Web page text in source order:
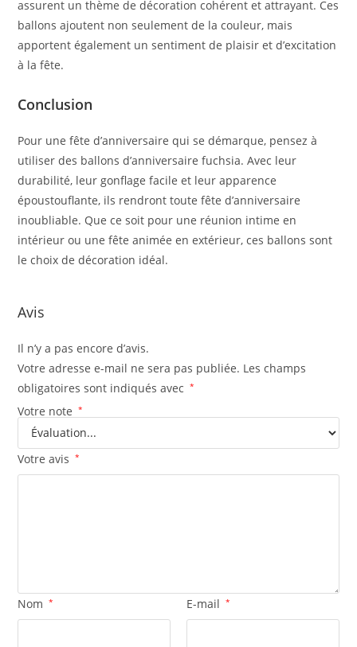
assurent un thème de décoration cohérent et attrayant. Ces
ballons ajoutent non seulement de la couleur, mais
apportent également un sentiment de plaisir et d’excitation
à la fête.
Conclusion
Pour une fête d’anniversaire qui se démarque, pensez à
utiliser des ballons d’anniversaire fuchsia. Avec leur
durabilité, leur gonflage facile et leur apparence
époustouflante, ils rendront toute fête d’anniversaire
inoubliable. Que ce soit pour une réunion intime en
intérieur ou une fête animée en extérieur, ces ballons sont
le choix de décoration idéal.
Avis
Il n’y a pas encore d’avis.
Votre adresse e-mail ne sera pas publiée. Les champs
obligatoires sont indiqués avec
*
Votre note *
Votre avis *
Nom * E-mail *